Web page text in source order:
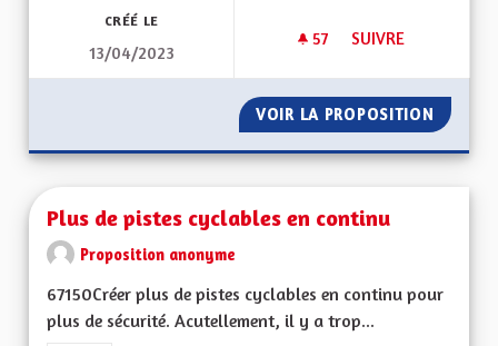
CRÉÉ LE
13/04/2023
57 57 ABONNÉS
SUIVRE
VOIR LA PROPOSITION POUR
Plus de pistes cyclables en continu
Proposition anonyme
67150Créer plus de pistes cyclables en continu pour
plus de sécurité. Acutellement, il y a trop...